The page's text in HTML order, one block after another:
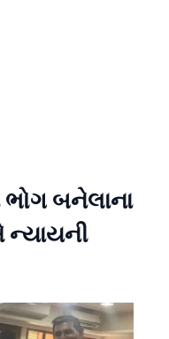
ભોગ બનેલાના
ન્યાયની